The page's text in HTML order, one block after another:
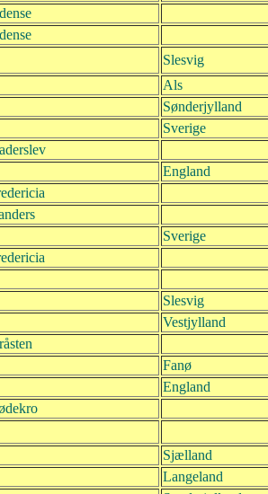
Slesvig
Als
Sønderjylland
Sverige
England
Sverige
Slesvig
Vestjylland
Fanø
England
Sjælland
Langeland